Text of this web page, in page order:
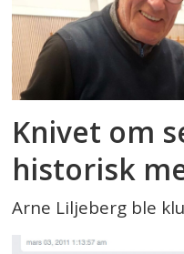
Knivet om
historisk
Arne Liljeberg ble